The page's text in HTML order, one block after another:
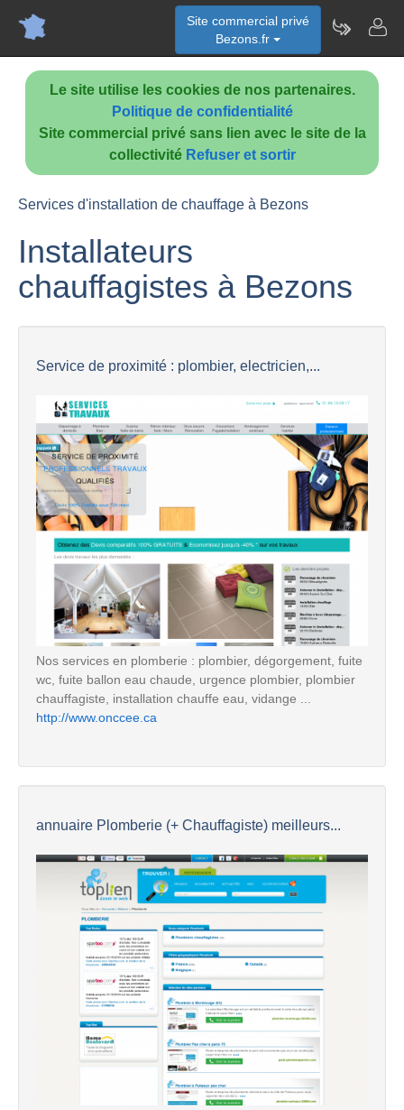
Le site utilise les cookies de nos partenaires.
Politique de confidentialité
Site commercial privé sans lien avec le site de la
collectivité Refuser et sortir
Site commercial privé
Bezons.fr
Services d'installation de chauffage à Bezons
Installateurs
chauffagistes à Bezons
Service de proximité : plombier, electricien,...
Nos services en plomberie : plombier, dégorgement, fuite
wc, fuite ballon eau chaude, urgence plombier, plombier
chauffagiste, installation chauffe eau, vidange ...
http://www.onccee.ca
annuaire Plomberie (+ Chauffagiste) meilleurs...